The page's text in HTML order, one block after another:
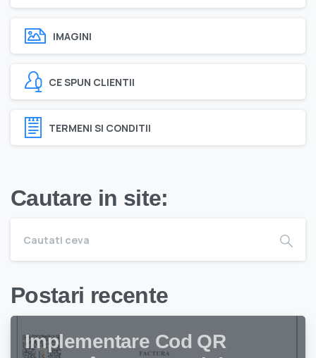
IMAGINI
CE SPUN CLIENTII
TERMENI SI CONDITII
Cautare in site:
Postari recente
Implementare Cod QR